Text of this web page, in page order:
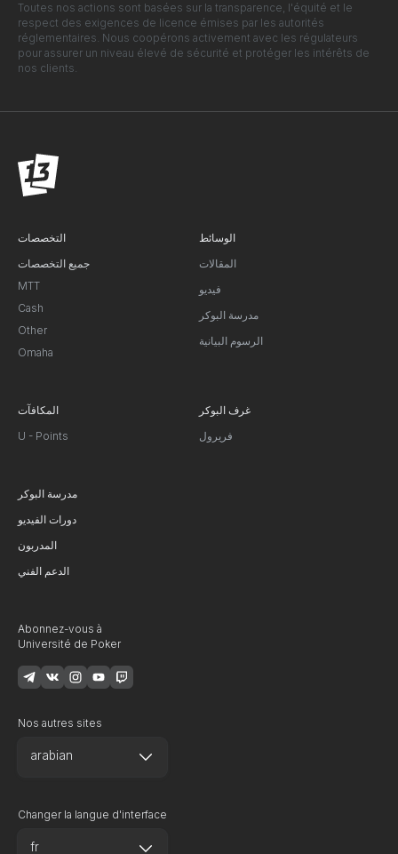
Toutes nos actions sont basées sur la transparence, l'équité et le
respect des exigences de licence émises par les autorités
réglementaires. Nous coopérons activement avec les régulateurs
pour assurer un niveau élevé de sécurité et protéger les intérêts de
nos clients.
التخصصات
جميع التخصصات
MTT
Cash
Other
Omaha
الوسائط
المقالات
فيديو
مدرسة البوكر
الرسوم البيانية
المكافآت
U - Points
غرف البوكر
فريرول
مدرسة البوكر
دورات الفيديو
المدربون
الدعم الفني
Abonnez-vous à
Université de Poker
Nos autres sites
arabian
Changer la langue d'interface
fr